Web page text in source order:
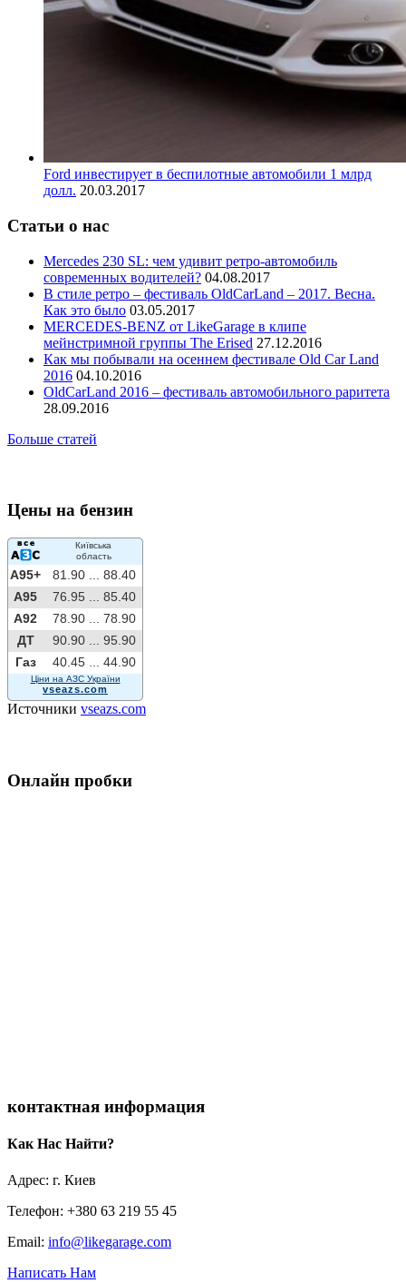
Ford инвестирует в беспилотные автомобили 1 млрд
долл. 20.03.2017
Статьи о нас
Mercedes 230 SL: чем удивит ретро-автомобиль
современных водителей? 04.08.2017
В стиле ретро – фестиваль OldCarLand – 2017. Весна.
Как это было 03.05.2017
MERCEDES-BENZ от LikeGarage в клипе
мейнстримной группы The Erised 27.12.2016
Как мы побывали на осеннем фестивале Old Car Land
2016 04.10.2016
OldCarLand 2016 – фестиваль автомобильного раритета
28.09.2016
Больше статей
Цены на бензин
Київська
область
A95+ 81.90 ...
88.40
A95
76.95 ...
85.40
A92
78.90 ...
78.90
ДТ
90.90 ...
95.90
Газ
40.45 ... 44.90
Ціни на АЗС України
vseazs.com
Источники vseazs.com
Онлайн пробки
контактная информация
Как Нас Найти?
Адрес: г. Киев
Телефон: +380 63 219 55 45
Email: info@likegarage.com
Написать Нам